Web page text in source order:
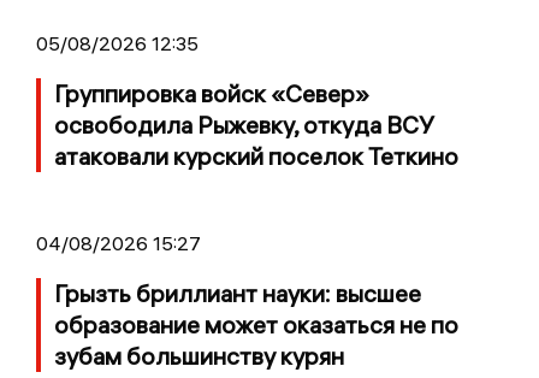
05/08/2026 12:35
Группировка войск «Север»
освободила Рыжевку, откуда ВСУ
атаковали курский поселок Теткино
04/08/2026 15:27
Грызть бриллиант науки: высшее
образование может оказаться не по
зубам большинству курян